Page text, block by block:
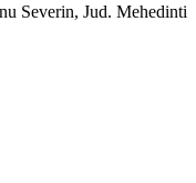
Severin, Jud. Mehedinti